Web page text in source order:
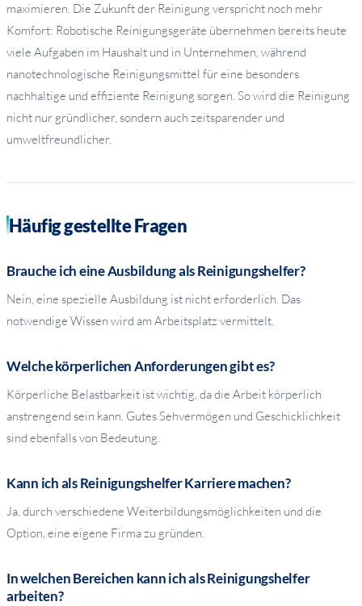
maximieren. Die Zukunft der Reinigung verspricht noch mehr
Komfort: Robotische Reinigungsgeräte übernehmen bereits heute
viele Aufgaben im Haushalt und in Unternehmen, während
nanotechnologische Reinigungsmittel für eine besonders
nachhaltige und effiziente Reinigung sorgen. So wird die Reinigung
nicht nur gründlicher, sondern auch zeitsparender und
umweltfreundlicher.
Häufig gestellte Fragen
Brauche ich eine Ausbildung als Reinigungshelfer?
Nein, eine spezielle Ausbildung ist nicht erforderlich. Das
notwendige Wissen wird am Arbeitsplatz vermittelt.
Welche körperlichen Anforderungen gibt es?
Körperliche Belastbarkeit ist wichtig, da die Arbeit körperlich
anstrengend sein kann. Gutes Sehvermögen und Geschicklichkeit
sind ebenfalls von Bedeutung.
Kann ich als Reinigungshelfer Karriere machen?
Ja, durch verschiedene Weiterbildungsmöglichkeiten und die
Option, eine eigene Firma zu gründen.
In welchen Bereichen kann ich als Reinigungshelfer
arbeiten?